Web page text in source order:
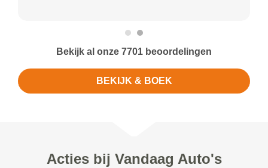
Bekijk al onze 7701 beoordelingen
BEKIJK & BOEK
Acties bij Vandaag Auto's